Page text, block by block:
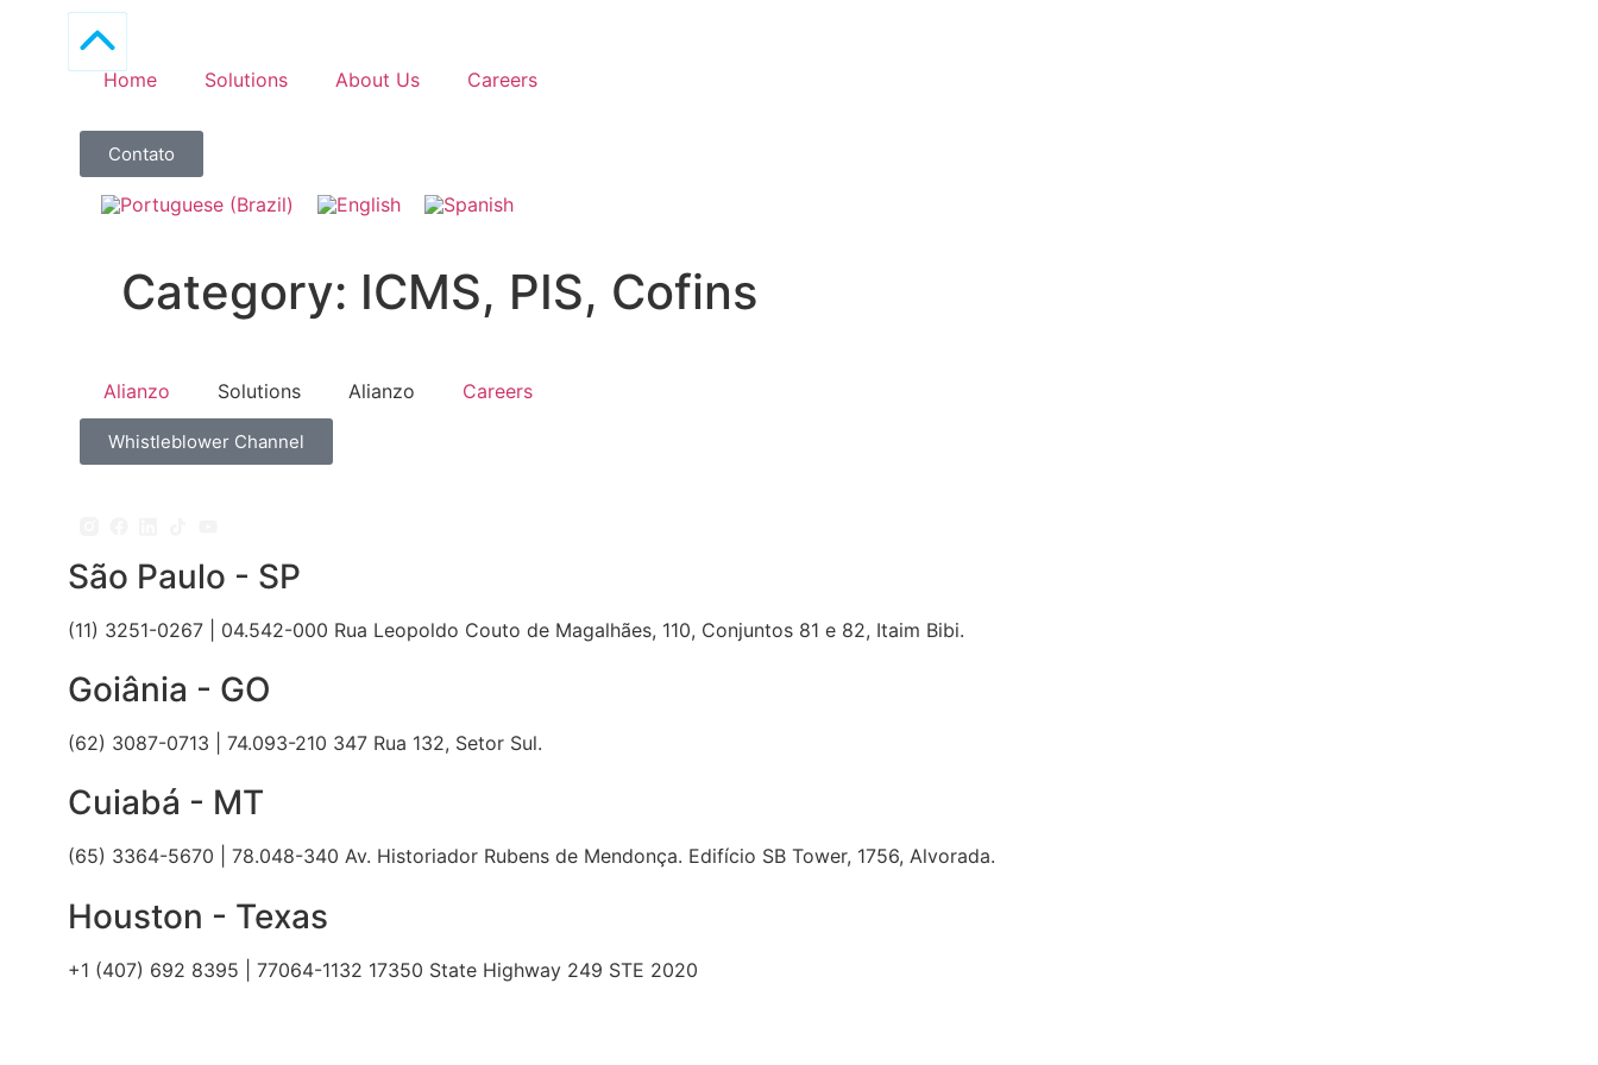
Home Solutions About Us Careers
Contato
Category: ICMS, PIS, Cofins
Alianzo Solutions Alianzo Careers
Whistleblower Channel
São Paulo - SP
(11) 3251-0267 | 04.542-000 Rua Leopoldo Couto de Magalhães, 110, Conjuntos 81 e 82, Itaim Bibi.
Goiânia - GO
(62) 3087-0713 | 74.093-210 347 Rua 132, Setor Sul.
Cuiabá - MT
(65) 3364-5670 | 78.048-340 Av. Historiador Rubens de Mendonça. Edifício SB Tower, 1756, Alvorada.
Houston - Texas
+1 (407) 692 8395 | 77064-1132 17350 State Highway 249 STE 2020